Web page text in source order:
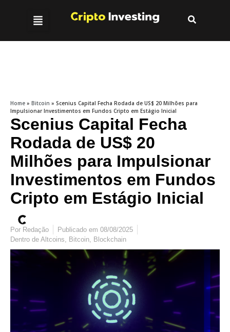
Home » Bitcoin » Scenius Capital Fecha Rodada de US$ 20 Milhões para
Impulsionar Investimentos em Fundos Cripto em Estágio Inicial
Scenius Capital Fecha
Rodada de US$ 20
Milhões para Impulsionar
Investimentos em Fundos
Cripto em Estágio Inicial
Por Redação Publicado em 08/08/2025
Dentro de Altcoins, Bitcoin, Blockchain